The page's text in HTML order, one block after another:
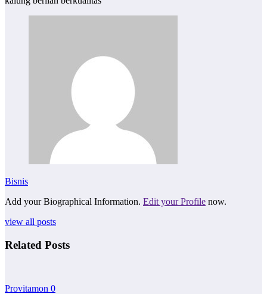
Bisnis
Add your Biographical Information. Edit your Profile now.
view all posts
Related Posts
Provitamon 0